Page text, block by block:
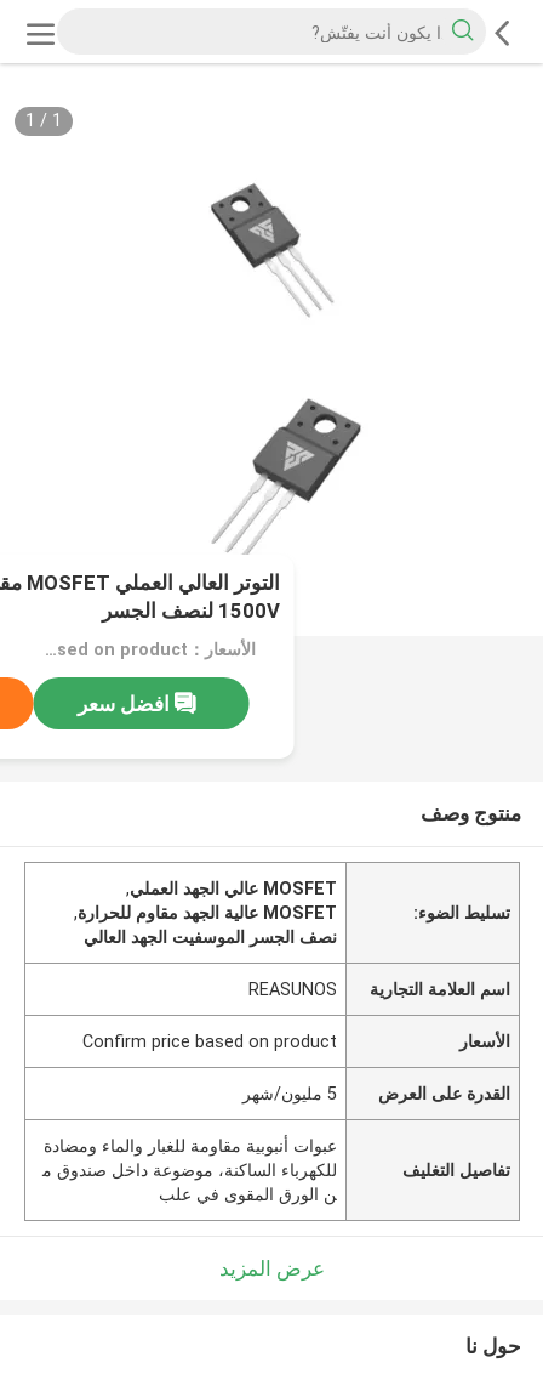
1
/
1
1500V لنصف الجسر
الأسعار：Confirm price based on product
افضل سعر
منتوج وصف
تسليط الضوء:
MOSFET عالي الجهد العملي
,
MOSFET عالية الجهد مقاوم للحرارة
,
نصف الجسر الموسفيت الجهد العالي
اسم العلامة التجارية REASUNOS
الأسعار Confirm price based on product
القدرة على العرض 5 مليون/شهر
تفاصيل التغليف
عبوات أنبوبية مقاومة للغبار والماء ومضادة
للكهرباء الساكنة، موضوعة داخل صندوق م
ن الورق المقوى في علب
عرض المزيد
حول نا